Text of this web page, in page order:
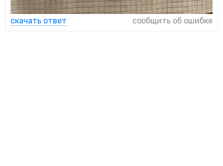
скачать ответ сообщить об ошибке